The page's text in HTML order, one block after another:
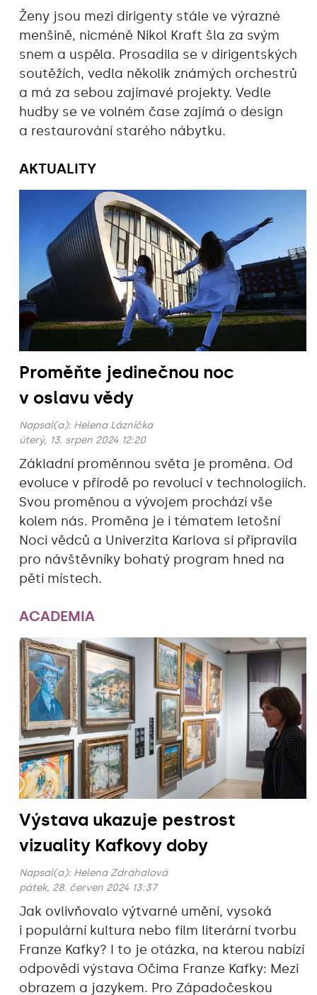
Ženy jsou mezi dirigenty stále ve výrazné
menšině, nicméně Nikol Kraft šla za svým
snem a uspěla. Prosadila se v dirigentských
soutěžích, vedla několik známých orchestrů
a má za sebou zajímavé projekty. Vedle
hudby se ve volném čase zajímá o design
a restaurování starého nábytku.
AKTUALITY
Proměňte jedinečnou noc
v oslavu vědy
Napsal(a): Helena Láznička
úterý, 13. srpen 2024 12:20
Základní proměnnou světa je proměna. Od
evoluce v přírodě po revoluci v technologiích.
Svou proměnou a vývojem prochází vše
kolem nás. Proměna je i tématem letošní
Noci vědců a Univerzita Karlova si připravila
pro návštěvníky bohatý program hned na
pěti místech.
ACADEMIA
Výstava ukazuje pestrost
vizuality Kafkovy doby
Napsal(a): Helena Zdráhalová
pátek, 28. červen 2024 13:37
Jak ovlivňovalo výtvarné umění, vysoká
i populární kultura nebo film literární tvorbu
Franze Kafky? I to je otázka, na kterou nabízí
odpovědi výstava Očima Franze Kafky: Mezi
obrazem a jazykem. Pro Západočeskou